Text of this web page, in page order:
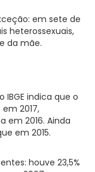
em sete de
heterossexuais,
da mãe.
indica que o
2017,
em 2016. Ainda
em 2015.
houve 23,5%